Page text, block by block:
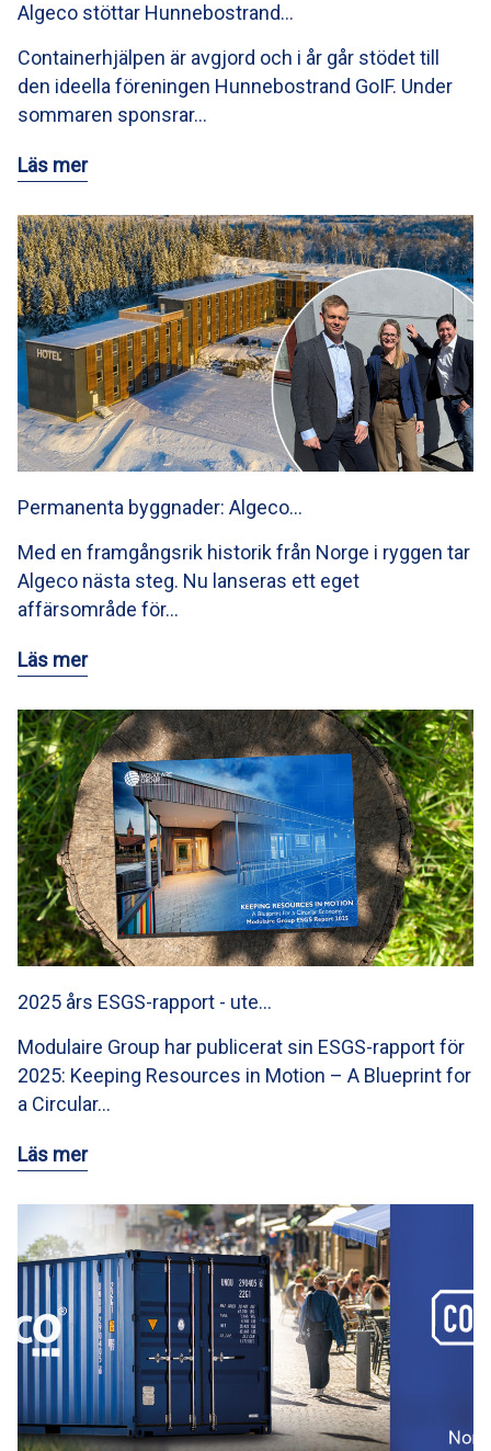
Algeco stöttar Hunnebostrand…
Containerhjälpen är avgjord och i år går stödet till
den ideella föreningen Hunnebostrand GoIF. Under
sommaren sponsrar…
Läs mer
Permanenta byggnader: Algeco…
Med en framgångsrik historik från Norge i ryggen tar
Algeco nästa steg. Nu lanseras ett eget
affärsområde för…
Läs mer
2025 års ESGS-rapport - ute…
Modulaire Group har publicerat sin ESGS-rapport för
2025: Keeping Resources in Motion – A Blueprint for
a Circular…
Läs mer